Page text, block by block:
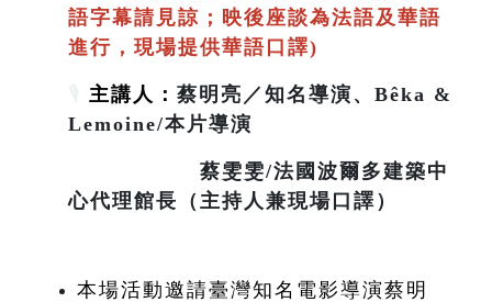
語字幕請見諒；映後座談為法語及華語
進行，現場提供華語口譯)
主講人： 蔡明亮／知名導演、Bêka &
Lemoine/本片導演
蔡雯雯/法國波爾多建築中
心代理館長（主持人兼現場口譯）
本場活動邀請臺灣知名電影導演蔡明